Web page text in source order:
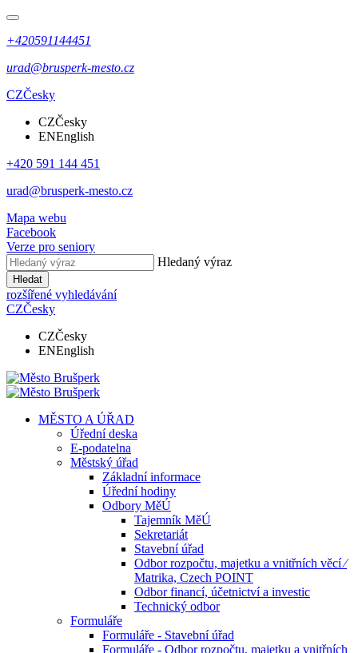
+420591144451
urad@brusperk-mesto.cz
CZČesky
CZČesky
ENEnglish
+420 591 144 451
urad@brusperk-mesto.cz
Mapa webu
Facebook
Verze pro seniory
Hledaný výraz
Hledat
rozšířené vyhledávání
CZČesky
CZČesky
ENEnglish
MĚSTO A ÚŘAD
Úřední deska
E-podatelna
Městský úřad
Základní informace
Úřední hodiny
Odbory MěÚ
Tajemník MěÚ
Sekretariát
Stavební úřad
Odbor rozpočtu, majetku a vnitřních věcí ⁄
Matrika, Czech POINT
Odbor financí, účetnictví a investic
Technický odbor
Formuláře
Formuláře - Stavební úřad
Formuláře - Odbor rozpočtu, majetku a vnitřních